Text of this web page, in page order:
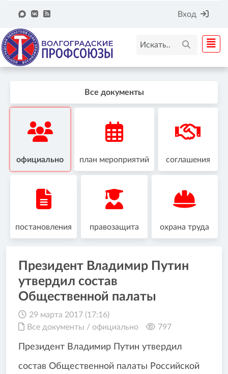
Вход
Все документы
официально план мероприятий соглашения
постановления правозащита охрана труда
Президент Владимир Путин
утвердил состав
Общественной палаты
29 марта 2017 (17:16)
Все документы / официально 797
Президент Владимир Путин утвердил
состав Общественной палаты Российской